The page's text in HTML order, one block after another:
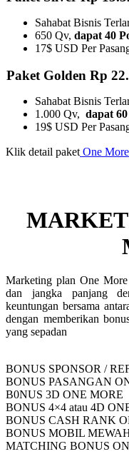
Sahabat Bisnis
650 Qv, dapat 40
17$ USD Per
Paket Golden Rp
Sahabat Bisnis
1.000 Qv, dapat
19$ USD Per
Klik detail paket One
Marketing plan One
dan jangka panjang
keuntungan bersama
dengan memberikan
yang sepadan
BONUS SPONSOR /
BONUS PASANGAN
B0NUS 3D ONE MORE
BONUS 4×4 atau 4D
BONUS CASH RANK
BONUS MOBIL
MATCHING BONUS